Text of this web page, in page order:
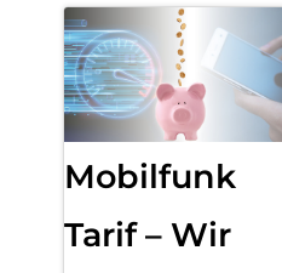
Mobilfunk
Tarif – Wir